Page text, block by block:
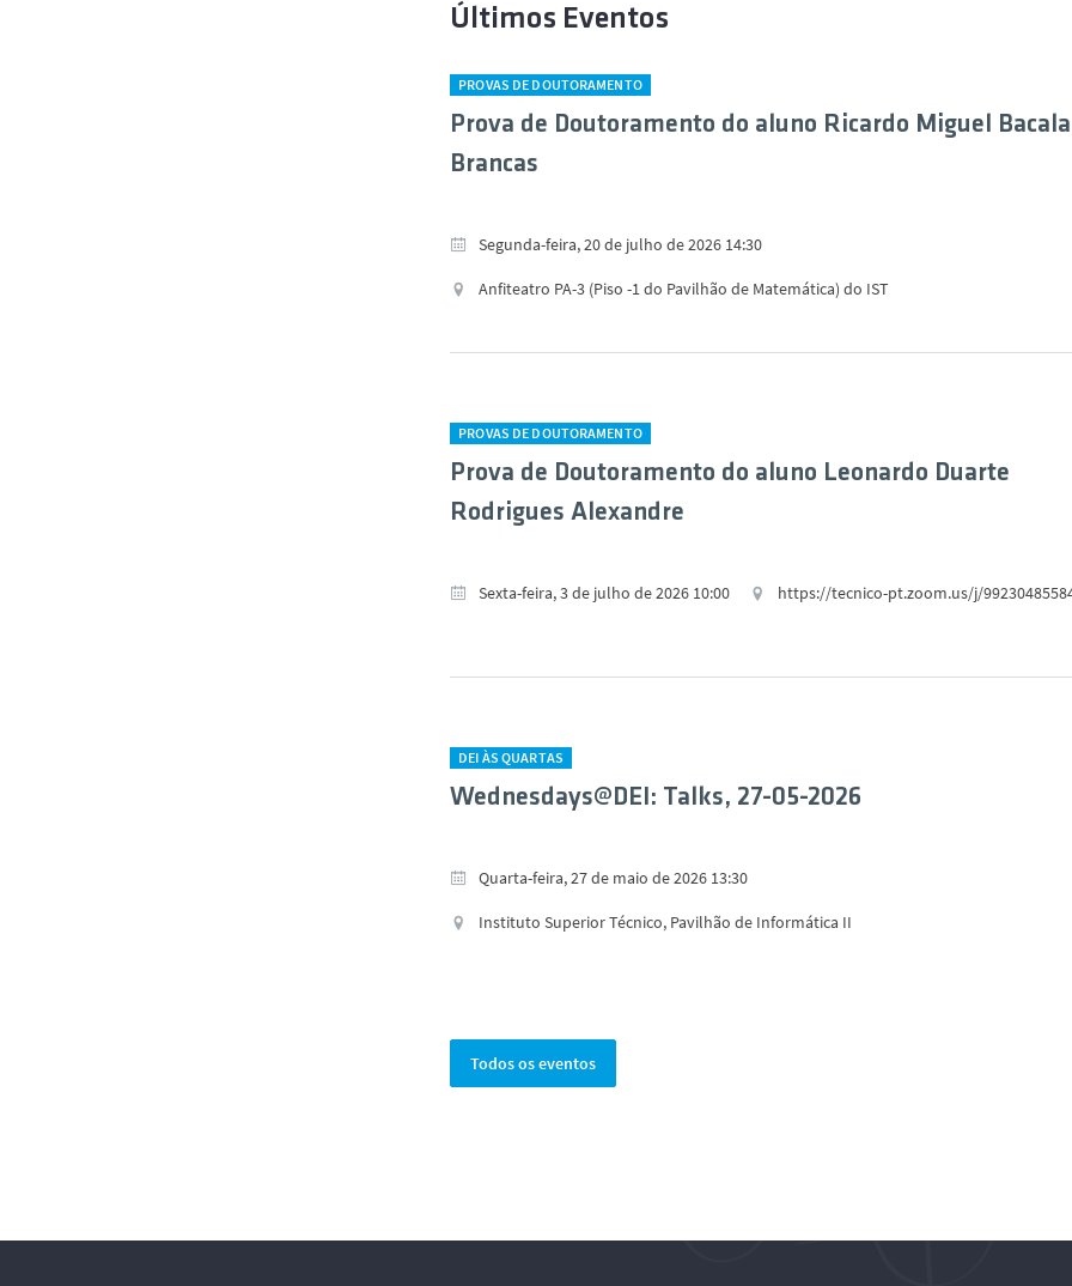
Últimos Eventos
PROVAS DE DOUTORAMENTO
Prova de Doutoramento do aluno Ricardo Miguel Bacala
Brancas
Segunda-feira, 20 de julho de 2026 14:30
Anfiteatro PA-3 (Piso -1 do Pavilhão de Matemática) do IST
PROVAS DE DOUTORAMENTO
Prova de Doutoramento do aluno Leonardo Duarte
Rodrigues Alexandre
Sexta-feira, 3 de julho de 2026 10:00 https://tecnico-pt.zoom.us/j/
DEI ÀS QUARTAS
Wednesdays@DEI: Talks, 27-05-2026
Quarta-feira, 27 de maio de 2026 13:30
Instituto Superior Técnico, Pavilhão de Informática II
Todos os eventos